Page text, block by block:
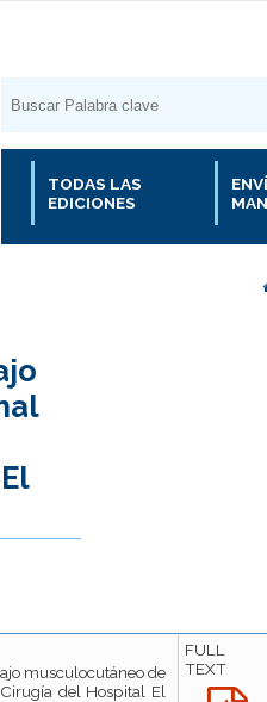
TODAS LAS
EDICIONES
FULL
TEXT
musculocutáneo de
del Hospital El